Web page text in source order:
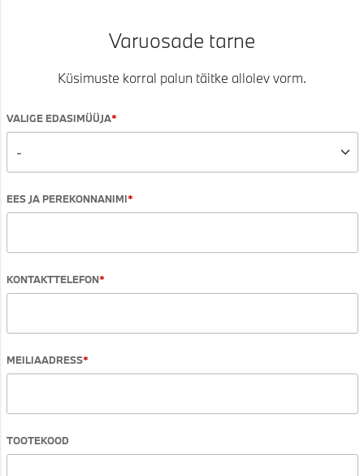
Varuosade tarne
Küsimuste korral palun täitke allolev vorm.
VALIGE EDASIMÜÜJA
EES JA PEREKONNANIMI
KONTAKTTELEFON
MEILIAADRESS
TOOTEKOOD